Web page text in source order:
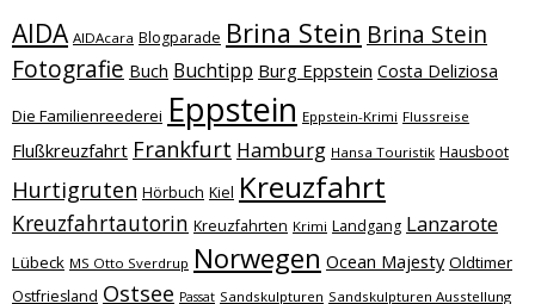
AIDA AIDAcara Blogparade Brina Stein Brina Stein
Fotografie Buch Buchtipp Burg Eppstein Costa Deliziosa
Die Familienreederei Eppstein Eppstein-Krimi Flussreise
Flußkreuzfahrt Frankfurt Hamburg Hansa Touristik Hausboot
Hurtigruten Hörbuch Kiel Kreuzfahrt
Kreuzfahrtautorin Kreuzfahrten Krimi Landgang Lanzarote
Lübeck MS Otto Sverdrup Norwegen Ocean Majesty Oldtimer
Ostfriesland Ostsee Passat Sandskulpturen Sandskulpturen Ausstellung